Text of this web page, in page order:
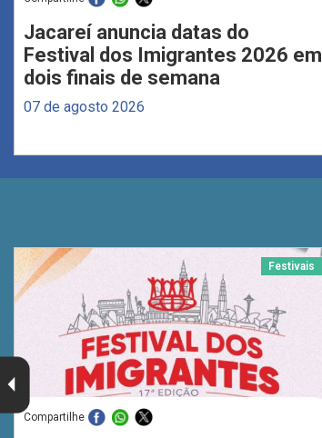
Jacareí anuncia datas do
Festival dos Imigrantes 2026 em
dois finais de semana
07 de agosto 2026
Festivais
Compartilhe